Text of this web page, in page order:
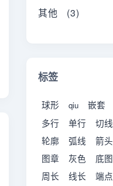
其他 (3)
标签
球形 qiu 嵌套
多行 单行 切线
轮廓
弧线 箭头
图章
灰色 底图
周长
线长 端点